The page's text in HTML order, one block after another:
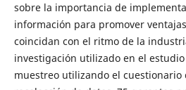
sobre la importancia de
información para promover
coincidan con el ritmo de la
investigación utilizado en el
muestreo utilizando el